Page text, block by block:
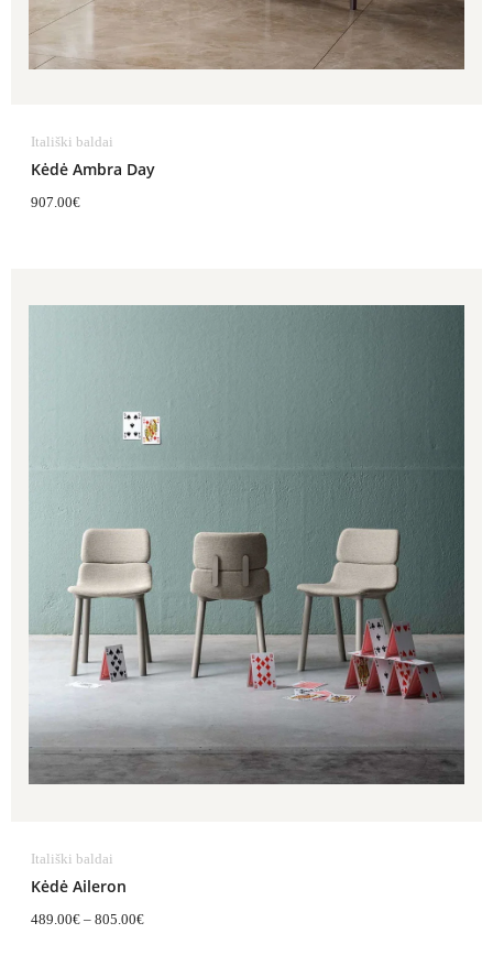
Itališki baldai
Kėdė Ambra Day
907.00€
Itališki baldai
Kėdė Aileron
489.00€ – 805.00€
489.00€